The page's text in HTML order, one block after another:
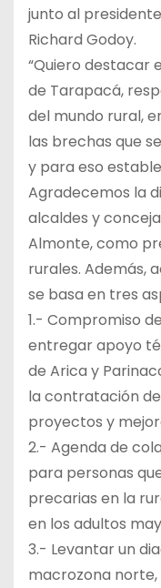
junto al
Richard Godoy.
“Quiero destacar
de Tarapacá,
del mundo rural,
las brechas que
y para eso
Agradecemos la
alcaldes y
Almonte, como
rurales. Además,
se basa en tres
1.- Compromiso
entregar apoyo
de Arica y
la contratación
proyectos y
2.- Agenda de
para personas
precarias en la
en los adultos
3.- Levantar un
macrozona